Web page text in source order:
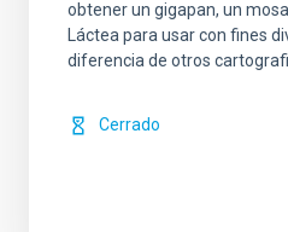
obtener un gigapan, un
Láctea para usar con fines
diferencia de otros
Cerrado